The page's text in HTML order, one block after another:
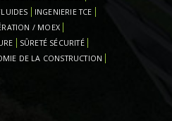
INGENIERIE TCE
/ MOEX
SÛRETÉ SÉCURITÉ
DE LA CONSTRUCTION